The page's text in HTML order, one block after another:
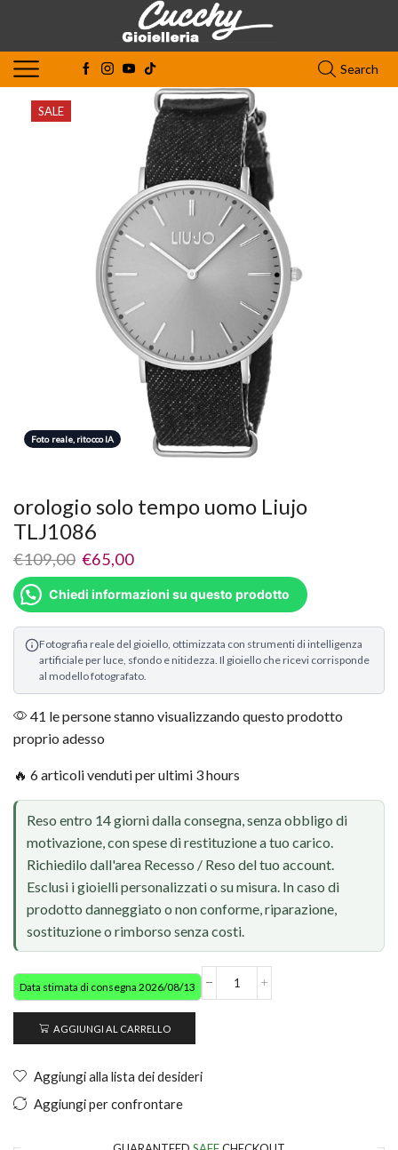
Search
SALE
Foto reale, ritocco IA
orologio solo tempo uomo Liujo
TLJ1086
€109,00 €65,00
Chiedi informazioni su questo prodotto
Fotografia reale del gioiello, ottimizzata con strumenti di intelligenza
artificiale per luce, sfondo e nitidezza. Il gioiello che ricevi corrisponde
al modello fotografato.
41 le persone stanno visualizzando questo prodotto
proprio adesso
🔥 6 articoli venduti per ultimi 3 hours
Reso entro 14 giorni dalla consegna, senza obbligo di
motivazione, con spese di restituzione a tuo carico.
Richiedilo dall'area Recesso / Reso del tuo account.
Esclusi i gioielli personalizzati o su misura. In caso di
prodotto danneggiato o non conforme, riparazione,
sostituzione o rimborso senza costi.
Data stimata di consegna 2026/08/13
AGGIUNGI AL CARRELLO
Aggiungi alla lista dei desideri
Aggiungi per confrontare